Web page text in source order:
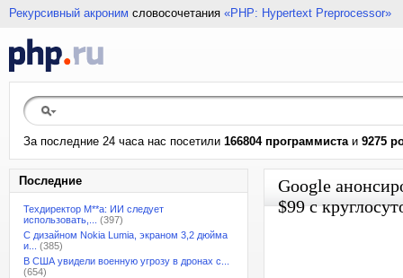
Рекурсивный акроним словосочетания «PHP: Hypertext Preprocessor»
За последние 24 часа нас посетили 166804 программистаи 9275
Последние
Техдиректор M**a: ИИ следует
использовать,...
(397)
С дизайном Nokia Lumia, экраном 3,2 дюйма
и...
(385)
В США увидели военную угрозу в дронах с...
(654)
Google
$99 с